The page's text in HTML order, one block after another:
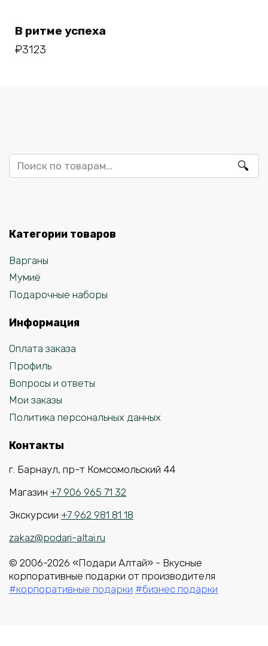
В ритме успеха
₽3123
Искать:
Категории товаров
Варганы
Мумиё
Подарочные наборы
Информация
Оплата заказа
Профиль
Вопросы и ответы
Мои заказы
Политика персональных данных
Контакты
г. Барнаул, пр-т Комсомольский 44
Магазин +7 906 965 71 32
Экскурсии +7 962 981 81 18
zakaz@podari-altai.ru
© 2006-2026 «Подари Алтай» - Вкусные
корпоративные подарки от производителя
#корпоративные подарки #бизнес подарки